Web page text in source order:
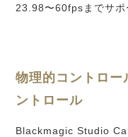
23.98〜60fpsまでサポ
物理的コントロー
ントロール
Blackmagic Studio